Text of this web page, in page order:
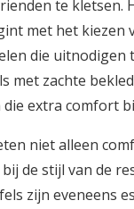
te kletsen.
met het kiezen
die uitnodigen
met zachte
extra comfort
niet alleen
de stijl van de
zijn eveneens